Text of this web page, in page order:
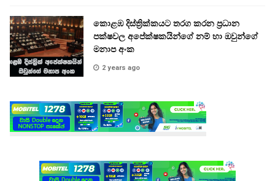
කොළඹ දිස්ත්‍රික්කයට තරග කරන ප්‍රධාන
පක්ෂවල අපේක්ෂකයින්ගේ නම් හා ඔවුන්ගේ
මනාප අංක
2 years ago